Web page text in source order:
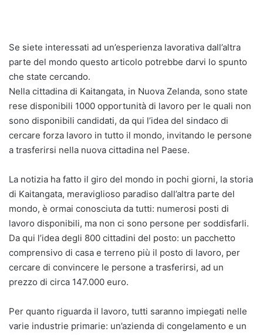
Se siete interessati ad un’esperienza lavorativa dall’altra
parte del mondo questo articolo potrebbe darvi lo spunto
che state cercando.
Nella cittadina di Kaitangata, in Nuova Zelanda, sono state
rese disponibili 1000 opportunità di lavoro per le quali non
sono disponibili candidati, da qui l’idea del sindaco di
cercare forza lavoro in tutto il mondo, invitando le persone
a trasferirsi nella nuova cittadina nel Paese.
La notizia ha fatto il giro del mondo in pochi giorni, la storia
di Kaitangata, meraviglioso paradiso dall’altra parte del
mondo, è ormai conosciuta da tutti: numerosi posti di
lavoro disponibili, ma non ci sono persone per soddisfarli.
Da qui l’idea degli 800 cittadini del posto: un pacchetto
comprensivo di casa e terreno più il posto di lavoro, per
cercare di convincere le persone a trasferirsi, ad un
prezzo di circa 147.000 euro.
Per quanto riguarda il lavoro, tutti saranno impiegati nelle
varie industrie primarie: un’azienda di congelamento e un